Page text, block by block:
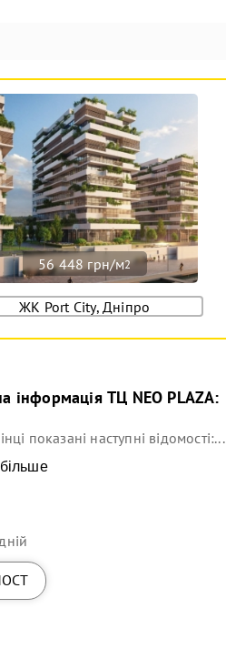
56 448 грн/м2
ЖК Port City, Дніпро
інформаціяТЦ NEO PLAZA:
показані наступні відомості:...